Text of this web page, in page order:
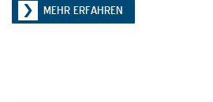
MEHR ERFAHREN